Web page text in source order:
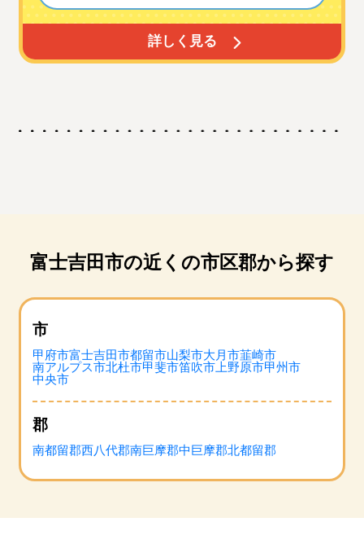
詳しく見る
富士吉田市の近くの市区郡から探す
市
甲府市富士吉田市都留市山梨市大月市韮崎市
南アルプス市北杜市甲斐市笛吹市上野原市甲州市
中央市
郡
南都留郡西八代郡南巨摩郡中巨摩郡北都留郡